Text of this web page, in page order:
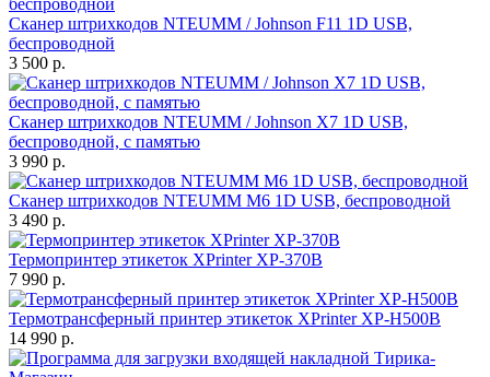
Сканер штрихкодов NTEUMM / Johnson F11 1D USB,
беспроводной
3 500 р.
Сканер штрихкодов NTEUMM / Johnson X7 1D USB,
беспроводной, с памятью
3 990 р.
Сканер штрихкодов NTEUMM M6 1D USB, беспроводной
3 490 р.
Термопринтер этикеток XPrinter XP-370B
7 990 р.
Термотрансферный принтер этикеток XPrinter XP-H500B
14 990 р.